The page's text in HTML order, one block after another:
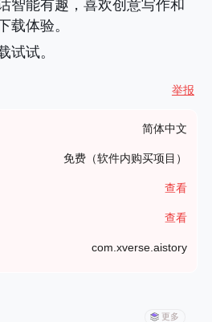
智能有趣，喜欢创意写作和
载体验。
试试。
举报
简体中文
免费（软件内购买项目）
查看
查看
com.xverse.aistory
更多